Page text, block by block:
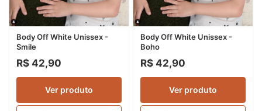
Body Off White Unissex -
Smile
R$ 42,90
Ver produto
Body Off White Unissex -
Boho
R$ 42,90
Ver produto